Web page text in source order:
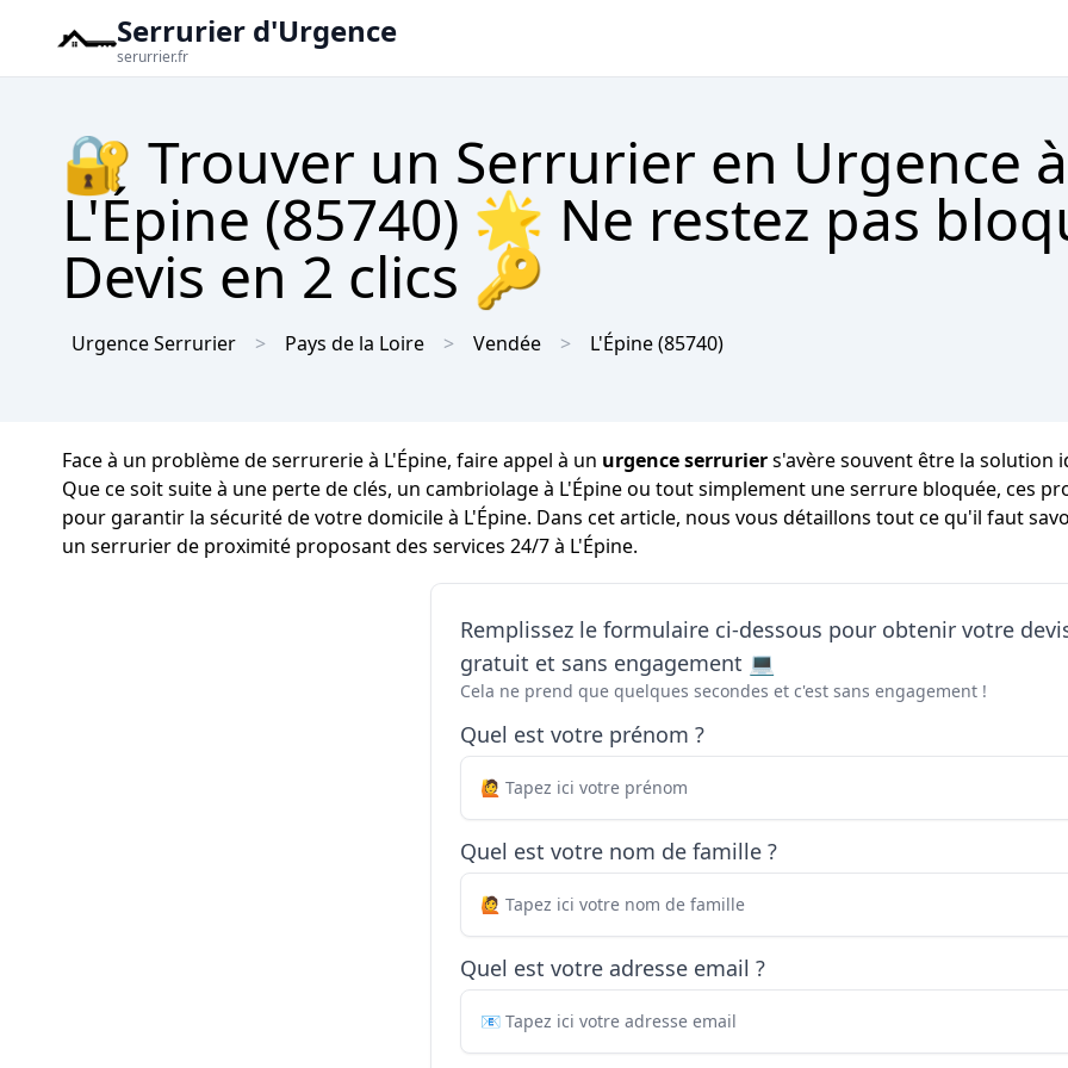
Serrurier d'Urgence
serurrier.fr
🔐 Trouver un Serrurier en Urgence à
L'Épine (85740) 🌟 Ne restez pas
Devis en 2 clics 🔑
Urgence Serrurier Pays de la Loire Vendée L'Épine(85740)
Face à un problème de serrurerie à L'Épine, faire appel à un urgence serruriers'avère souvent être la
Que ce soit suite à une perte de clés, un cambriolage à L'Épine ou tout simplement une serrure bloquée, ces
pour garantir la sécurité de votre domicile à L'Épine. Dans cet article, nous vous détaillons tout ce qu'il faut
un serrurier de proximité proposant des services 24/7 à L'Épine.
Remplissez le formulaire ci-dessous pour obtenir votre
gratuit et sans engagement 💻
Cela ne prend que quelques secondes et c'est sans engagement !
Quel est votre prénom ?
Quel est votre nom de famille ?
Quel est votre adresse email ?